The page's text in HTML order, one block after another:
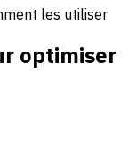
les utiliser
optimiser